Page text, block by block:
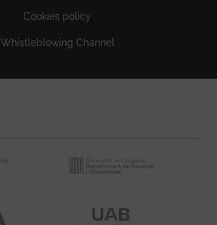
Cookies policy
Whistleblowing Channel